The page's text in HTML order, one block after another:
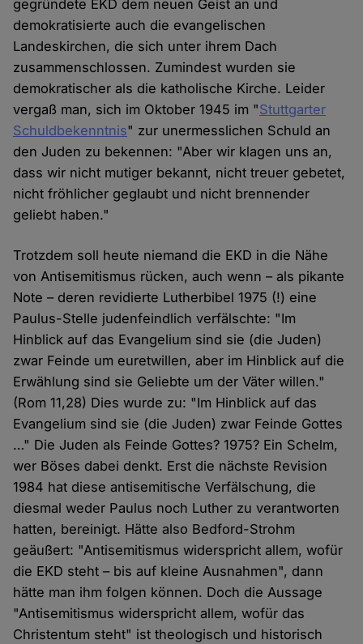
gegründete EKD dem neuen Geist an und
demokratisierte auch die evangelischen
Landeskirchen, die sich unter ihrem Dach
zusammenschlossen. Zumindest wurden sie
demokratischer als die katholische Kirche. Leider
vergaß man, sich im Oktober 1945 im "Stuttgarter
Schuldbekenntnis" zur unermesslichen Schuld an
den Juden zu bekennen: "Aber wir klagen uns an,
dass wir nicht mutiger bekannt, nicht treuer gebetet,
nicht fröhlicher geglaubt und nicht brennender
geliebt haben."
Trotzdem soll heute niemand die EKD in die Nähe
von Antisemitismus rücken, auch wenn – als pikante
Note – deren revidierte Lutherbibel 1975 (!) eine
Paulus-Stelle judenfeindlich verfälschte: "Im
Hinblick auf das Evangelium sind sie (die Juden)
zwar Feinde um euretwillen, aber im Hinblick auf die
Erwählung sind sie Geliebte um der Väter willen."
(Rom 11,28) Dies wurde zu: "Im Hinblick auf das
Evangelium sind sie (die Juden) zwar Feinde Gottes
…" Die Juden als Feinde Gottes? 1975? Ein Schelm,
wer Böses dabei denkt. Erst die nächste Revision
1984 hat diese antisemitische Verfälschung, die
diesmal weder Paulus noch Luther zu verantworten
hatten, bereinigt. Hätte also Bedford-Strohm
geäußert: "Antisemitismus widerspricht allem, wofür
die EKD steht – bis auf kleine Ausnahmen", dann
hätte man ihm folgen können. Doch die Aussage
"Antisemitismus widerspricht allem, wofür das
Christentum steht" ist theologisch und historisch